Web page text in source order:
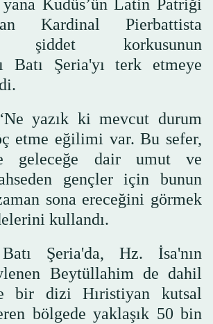
Kudüs’ün Latin Patriği
Kardinal Pierbattista
şiddet korkusunun
Batı Şeria'yı terk etmeye
yazık ki mevcut durum
etme eğilimi var. Bu sefer,
geleceğe dair umut ve
gençler için bunun
sona ereceğini görmek
kullandı.
Şeria'da, Hz. İsa'nın
Beytüllahim de dahil
bir dizi Hıristiyan kutsal
bölgede yaklaşık 50 bin